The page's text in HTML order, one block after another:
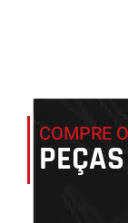
COMPRE
PEÇAS